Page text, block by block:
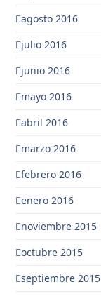
agosto 2016
julio 2016
junio 2016
mayo 2016
abril 2016
marzo 2016
febrero 2016
enero 2016
noviembre 2015
octubre 2015
septiembre 2015